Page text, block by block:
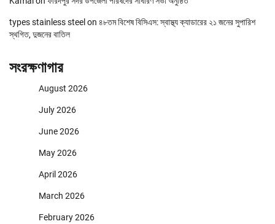
types stainless steel on ৪৮তম বিশেষ বিসিএস: স্বাস্থ্য ক্যাডারের ২১ জনের সুপারিশ
স্থগিত, দুজনের বাতিল
সংরক্ষণাগার
August 2026
July 2026
June 2026
May 2026
April 2026
March 2026
February 2026